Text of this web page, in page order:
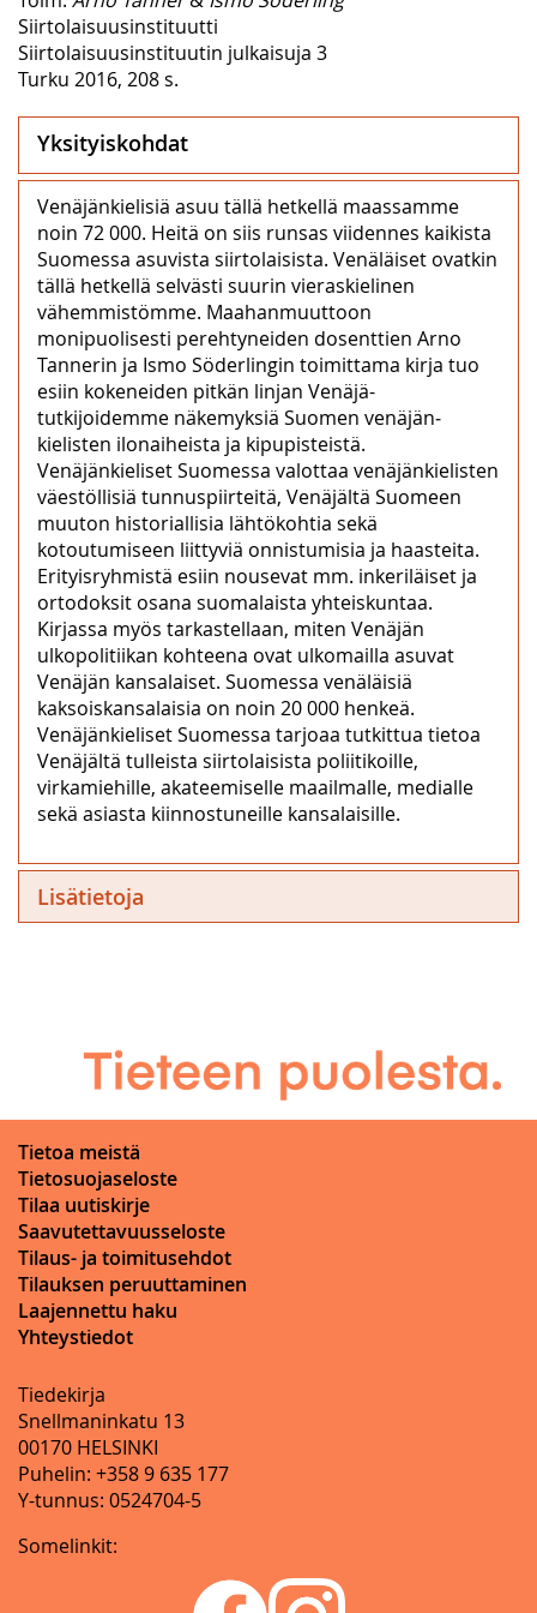
Siirtolaisuusinstituutti
Siirtolaisuusinstituutin julkaisuja 3
Turku 2016, 208 s.
Yksityiskohdat
Venäjänkielisiä asuu tällä hetkellä maassamme
noin 72 000. Heitä on siis runsas viidennes kaikista
Suomessa asuvista siirtolaisista. Venäläiset ovatkin
tällä hetkellä selvästi suurin vieraskielinen
vähemmistömme. Maahanmuuttoon
monipuolisesti perehtyneiden dosenttien Arno
Tannerin ja Ismo Söderlingin toimittama kirja tuo
esiin kokeneiden pitkän linjan Venäjä-
tutkijoidemme näkemyksiä Suomen venäjän­
kielisten ilonaiheista ja kipupisteistä.
Venäjänkieliset Suomessa valottaa venäjänkielisten
väestöllisiä tunnuspiirteitä, Venäjältä Suomeen
muuton historiallisia lähtökohtia sekä
kotoutumiseen liittyviä onnistumisia ja haasteita.
Erityisryhmistä esiin nousevat mm. inkeriläiset ja
ortodoksit osana suomalaista yhteiskuntaa.
Kirjassa myös tarkastellaan, miten Venäjän
ulkopolitiikan kohteena ovat ulkomailla asuvat
Venäjän kansalaiset. Suomessa venäläisiä
kaksoiskansalaisia on noin 20 000 henkeä.
Venäjänkieliset Suomessa tarjoaa tutkittua tietoa
Venäjältä tulleista siirtolaisista poliitikoille,
virkamiehille, akateemiselle maailmalle, medialle
sekä asiasta kiinnostuneille kansalaisille.
Lisätietoja
Tietoa meistä
Tietosuojaseloste
Tilaa uutiskirje
Saavutettavuusseloste
Tilaus- ja toimitusehdot
Tilauksen peruuttaminen
Laajennettu haku
Yhteystiedot
Tiedekirja
Snellmaninkatu 13
00170 HELSINKI
Puhelin: +358 9 635 177
Y-tunnus: 0524704-5
Somelinkit: